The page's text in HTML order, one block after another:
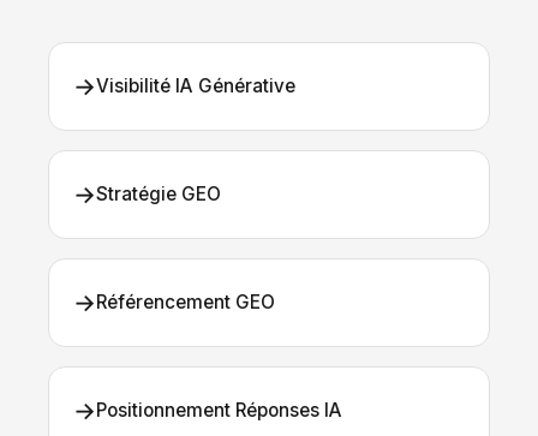
→Visibilité IA Générative
→Stratégie GEO
→Référencement GEO
→Positionnement Réponses IA